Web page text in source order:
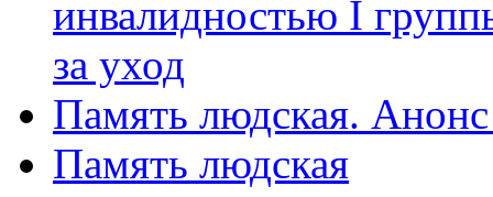
инвалидностью I
за уход
Память людская.
Память людская